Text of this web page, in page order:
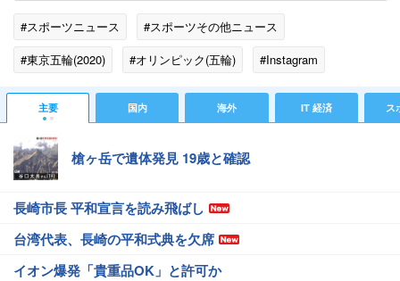
#スポーツニュース
#スポーツその他ニュース
#東京五輪(2020)
#オリンピック(五輪)
#Instagram
#海外の反応
#五輪選手村 #アメリカ
主要 国内 海外 IT 経済 ス
槍ヶ岳で遺体発見 19歳と確認
長崎市長 平和宣言を読み飛ばし
台湾代表、長崎の平和式典を欠席
イオン爆発「貴重品OK」と許可か